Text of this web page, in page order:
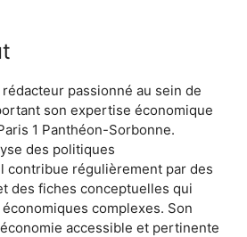
passionné au sein de
son expertise économique
1 Panthéon-Sorbonne.
des politiques
contribue régulièrement par des
des fiches conceptuelles qui
complexes. Son
accessible et pertinente